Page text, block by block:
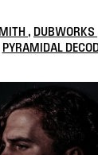
, DUBWORKS
PYRAMIDAL